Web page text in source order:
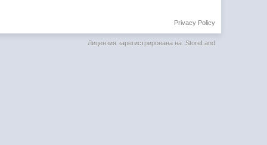
Privacy Policy
Лицензия зарегистрирована на: StoreLand